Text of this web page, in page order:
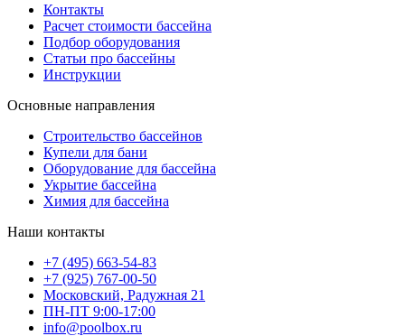
Контакты
Расчет стоимости бассейна
Подбор оборудования
Статьи про бассейны
Инструкции
Основные направления
Строительство бассейнов
Купели для бани
Оборудование для бассейна
Укрытие бассейна
Химия для бассейна
Наши контакты
+7 (495) 663-54-83
+7 (925) 767-00-50
Московский, Радужная 21
ПН-ПТ 9:00-17:00
info@poolbox.ru